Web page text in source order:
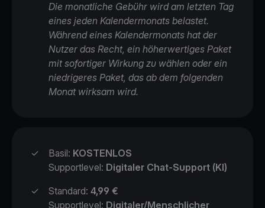
Die monatliche Gebühr wird am letzten Tag
eines jeden Kalendermonats belastet.
Während eines Kalendermonats hat der
Nutzer das Recht, ein höherwertiges Paket
mit sofortiger Wirkung zu wählen oder ein
niedrigeres Paket, das ab dem folgenden
Monat wirksam wird.
✓ Basil: KOSTENLOS
Supportlevel: Digitaler Chat-Support (KI)
✓
Standard: 4,99 €
Supportlevel: Digitaler/Menschlicher